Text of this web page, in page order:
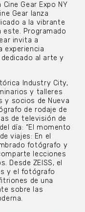
Gear Expo NY
Gear lanza
a la vibrante
Programado
invita a
experiencia
al arte y
Industry City,
y talleres
y socios de Nueva
de rodaje de
de televisión de
día: “El momento
viajes: En el
fotógrafo y
lecciones
Desde ZEISS, el
y el fotógrafo
de una
sobre las